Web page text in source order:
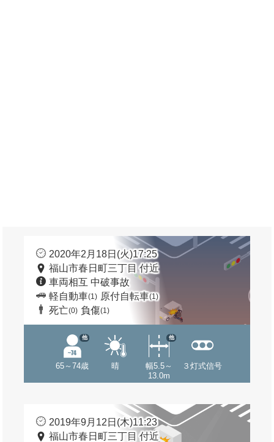
2020年2月18日(火)17:25
福山市春日町三丁目 付近
車両相互 中破事故
軽自動車(1) 原付自転車(1)
死亡(0) 負傷(1)
65～74歳
他
晴
幅5.5～
13.0m
他
３灯式信号
2019年9月12日(木)11:23
福山市春日町三丁目 付近